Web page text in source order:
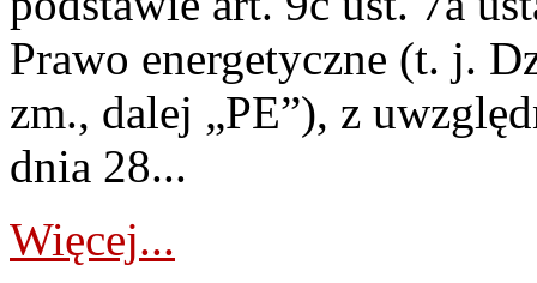
Prawo energetyczne (t. j.
zm., dalej „PE”), z
dnia 28...
Więcej...